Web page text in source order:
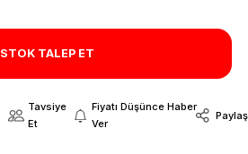
STOK TALEP ET
Tavsiye
Et
Fiyatı Düşünce Haber
Ver
Paylaş